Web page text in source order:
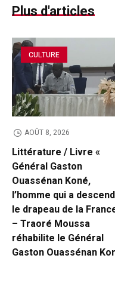
Plus d'articles
CULTURE
AOÛT 8, 2026
Littérature / Livre «
Général Gaston
Ouassénan Koné,
l’homme qui a
le drapeau de la
– Traoré Moussa
réhabilite le Général
Gaston Ouassénan